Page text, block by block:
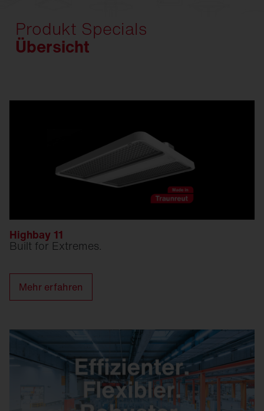
Produkt Specials
Übersicht
Highbay 11
Built for Extremes.
Mehr erfahren